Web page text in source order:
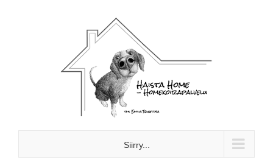
Siirry...